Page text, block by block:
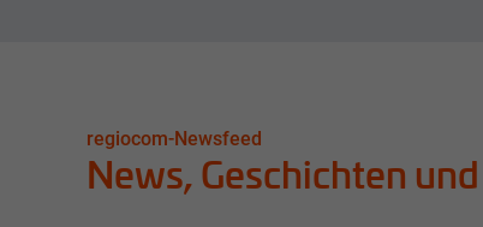
regiocom-Newsfeed
News, Geschichten